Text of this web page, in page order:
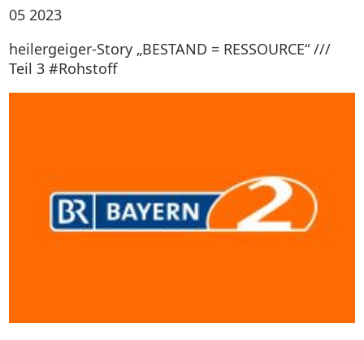
05 2023
heilergeiger-Story „BESTAND = RESSOURCE“ ///
Teil 3 #Rohstoff